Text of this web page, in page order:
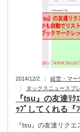
2014/12/2 経営・マー
タックスニュースプ
『tsu』の友達ﾘ
ｯﾌﾟしてくれる『
『tsu』の友達リク